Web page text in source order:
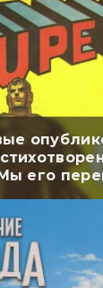
его